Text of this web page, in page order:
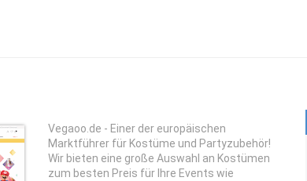
Vegaoo.de - Einer der europäischen
Marktführer für Kostüme und Partyzubehör!
Wir bieten eine große Auswahl an Kostümen
zum besten Preis für Ihre Events wie